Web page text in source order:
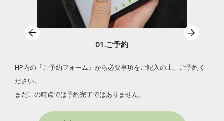
01.ご予約
HP内の『ご予約フォーム』から必要事項をご記入の上、ご予約く
ださい。
まだこの時点では予約完了ではありません。